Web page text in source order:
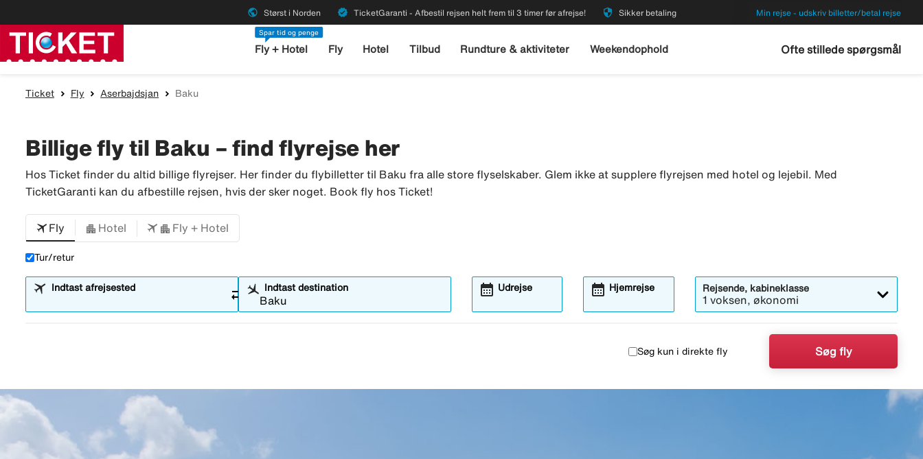
public Størst i Norden verified TicketGaranti - Afbestil rejsen helt frem til 3 timer før afrejse! security Sikker betaling Min rejse - udskriv billetter/betal rejse
Spar tid og penge
Fly + Hotel Fly Hotel Tilbud Rundture & aktiviteter Weekendophold Ofte stillede spørgsmål
Ticket Fly Aserbajdsjan Baku
Billige fly til Baku – find flyrejse her
Hos Ticket finder du altid billige flyrejser. Her finder du flybilletter til Baku fra alle store flyselskaber. Glem ikke at supplere flyrejsen med hotel og lejebil. Med
TicketGaranti kan du afbestille rejsen, hvis der sker noget. Book fly hos Ticket!
Fly Hotel Fly + Hotel
Tur/retur
Indtast afrejsested sync_alt Indtast destination Udrejse
calendar_month Hjemrejse
calendar_month Rejsende, kabineklasse
1 voksen, økonomi
Søg kun i direkte fly Søg fly